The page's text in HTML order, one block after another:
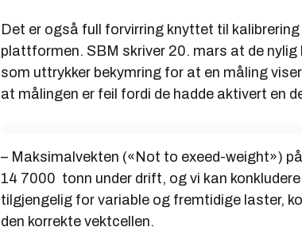
Det er også full forvirring knyttet til
plattformen. SBM skriver 20. mars at de
som uttrykker bekymring for at en måling
at målingen er feil fordi de hadde aktivert en
– Maksimalvekten («Not to exeed-weight»)
14 7000 tonn under drift, og vi kan
tilgjengelig for variable og fremtidige laster,
den korrekte vektcellen.